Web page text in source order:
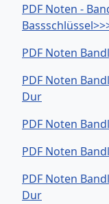
PDF Noten -
PDF Noten
PDF Noten
Dur
PDF Noten
PDF Noten
PDF Noten
Dur